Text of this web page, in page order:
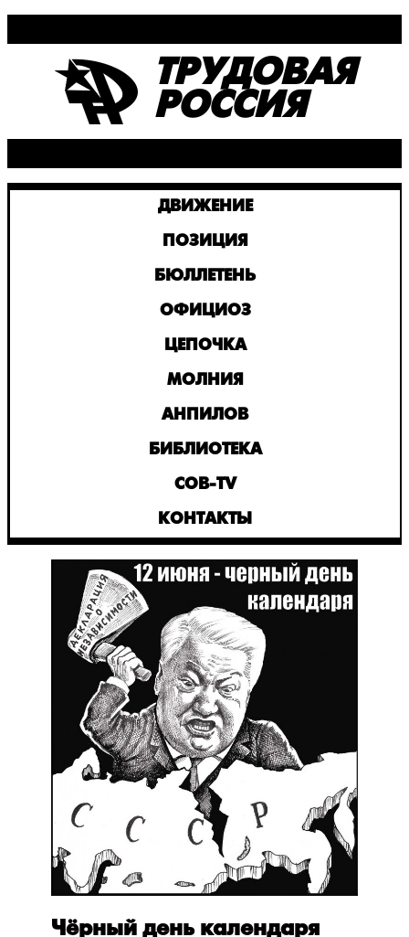
ТРУДОВАЯ
РОССИЯ
ДВИЖЕНИЕ
ПОЗИЦИЯ
БЮЛЛЕТЕНЬ
ОФИЦИОЗ
ЦЕПОЧКА
МОЛНИЯ
АНПИЛОВ
БИБЛИОТЕКА
СОВ-TV
КОНТАКТЫ
Чёрный день календаря